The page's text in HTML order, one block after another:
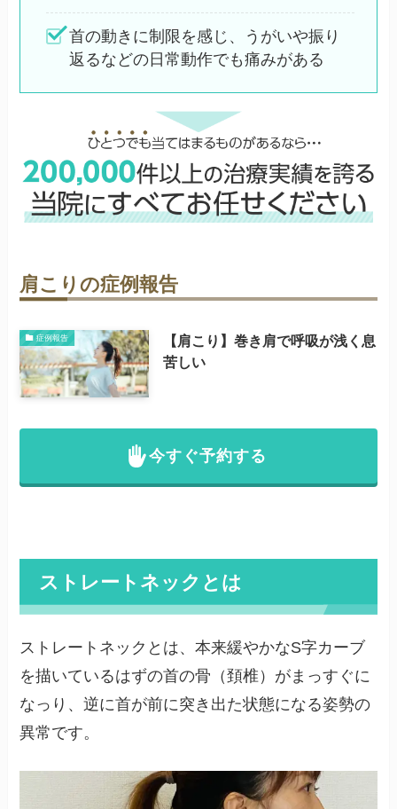
首の動きに制限を感じ、うがいや振り
返るなどの日常動作でも痛みがある
肩こりの症例報告
症例報告
【肩こり】巻き肩で呼吸が浅く息
苦しい
今すぐ予約する
ストレートネックとは
ストレートネックとは、本来緩やかなS字カーブ
を描いているはずの首の骨（頚椎）がまっすぐに
なっり、逆に首が前に突き出た状態になる姿勢の
異常です。